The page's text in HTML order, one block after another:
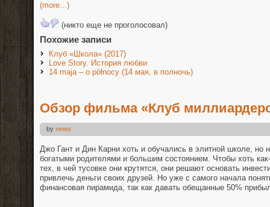
(more...)
(никто еще не проголосовал)
Похожие записи
Клуб «Школа» (2017)
Love Story. История любви
14 maja – o północy (14 мая, в полночь)
Обзор фильма «Клуб
by news
Джо Гант и Дин Карни хоть и обучались в элитной школе, но
богатыми родителями и большим состоянием. Чтобы хоть
тех, в чей тусовке они крутятся, они решают основать
привлечь деньги своих друзей. Но уже с самого начала
финансовая пирамида, так как давать обещанные 50%